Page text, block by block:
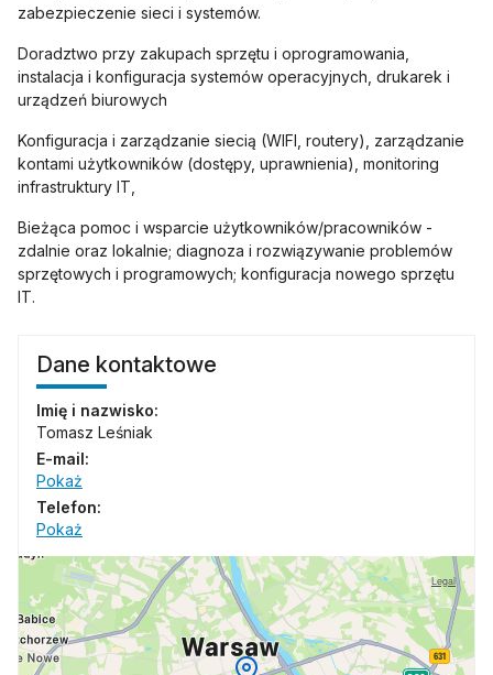
zabezpieczenie sieci i systemów.
Doradztwo przy zakupach sprzętu i oprogramowania,
instalacja i konfiguracja systemów operacyjnych, drukarek i
urządzeń biurowych
Konfiguracja i zarządzanie siecią (WIFI, routery), zarządzanie
kontami użytkowników (dostępy, uprawnienia), monitoring
infrastruktury IT,
Bieżąca pomoc i wsparcie użytkowników/pracowników -
zdalnie oraz lokalnie; diagnoza i rozwiązywanie problemów
sprzętowych i programowych; konfiguracja nowego sprzętu
IT.
Dane kontaktowe
Imię i nazwisko:
Tomasz Leśniak
E-mail:
Pokaż
Telefon:
Pokaż
Legal